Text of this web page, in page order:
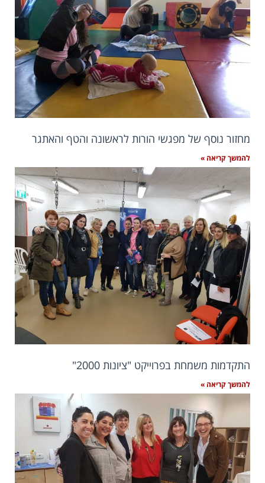
מחזור נוסף של מפגשי הורות לראשונה והטף והאתגר
להמשך קריאה »
התקדמות משמחת בפרוייקט "ציונות 2000"
להמשך קריאה »